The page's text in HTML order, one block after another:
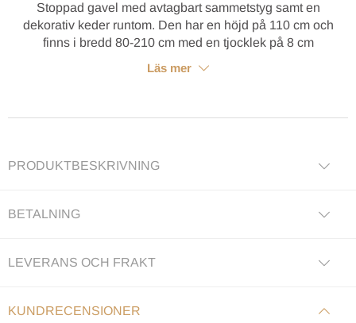
Stoppad gavel med avtagbart sammetstyg samt en
dekorativ keder runtom. Den har en höjd på 110 cm och
finns i bredd 80-210 cm med en tjocklek på 8 cm
Läs mer
PRODUKTBESKRIVNING
BETALNING
LEVERANS OCH FRAKT
KUNDRECENSIONER